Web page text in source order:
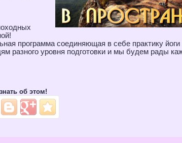
программа соединяющая в себе практику йоги
разного уровня подготовки и мы будем рады
об этом!